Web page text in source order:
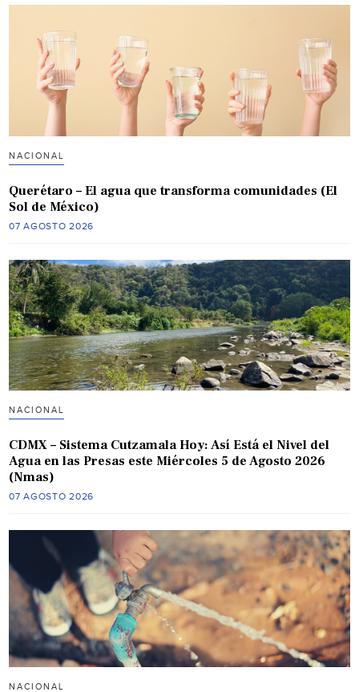
NACIONAL
Querétaro – El agua que transforma comunidades (El
Sol de México)
07 AGOSTO 2026
NACIONAL
CDMX – Sistema Cutzamala Hoy: Así Está el Nivel del
Agua en las Presas este Miércoles 5 de Agosto 2026
(Nmas)
07 AGOSTO 2026
NACIONAL